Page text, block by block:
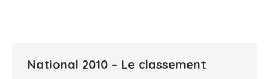
National 2010 – Le classement